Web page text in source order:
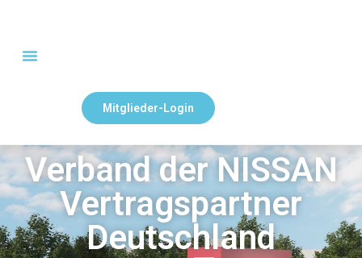
Mitglieder-Login
Verband der NISSAN
Vertragspartner
Deutschland